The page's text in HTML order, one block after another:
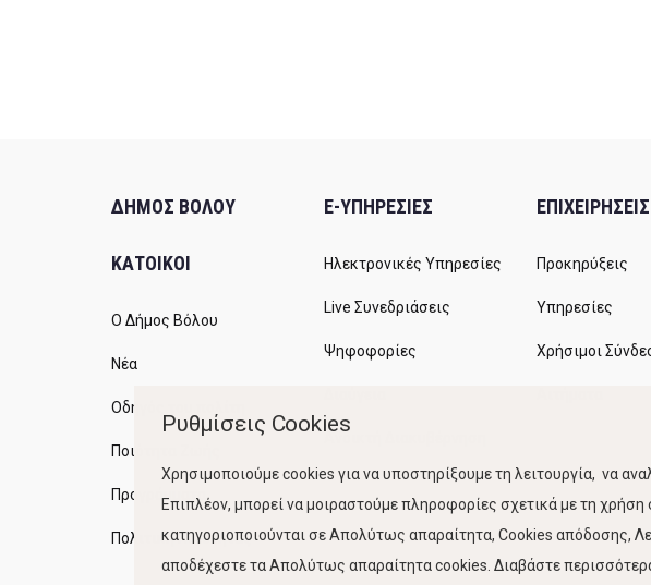
ΔΗΜΟΣ ΒΟΛΟΥ
ΚΑΤΟΙΚΟΙ
Ο Δήμος Βόλου
Νέα
Οδηγός του πολίτη
Ποιότητα Ζωής
Προγράμματα
Πολιτική Ποιότητας
E-ΥΠΗΡΕΣΙΕΣ
Ηλεκτρονικές Υπηρεσίες
Live Συνεδριάσεις
Ψηφοφορίες
ΕΠΙΧΕΙΡΗΣΕΙΣ
Προκηρύξεις
Υπηρεσίες
Χρήσιμοι
Ρυθμίσεις Cookies
Χρησιμοποιούμε cookies για να υποστηρίξουμε τη λειτουργία, να
Επιπλέον, μπορεί να μοιραστούμε πληροφορίες σχετικά με τη
κατηγοριοποιούνται σε Απολύτως απαραίτητα, Cookies απόδοσης,
αποδέχεστε τα Απολύτως απαραίτητα cookies. Διαβάστε